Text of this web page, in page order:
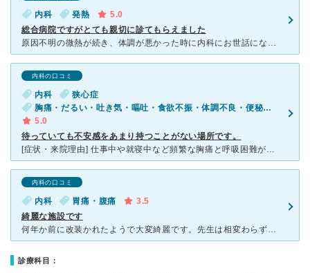
内科 発熱
5.0
総合病院ですがとても親切に診てもらえました
原因不明の微熱が続き、体調が悪かった時に内科にお世話になりました。 その当時は経験したこともなかった不調が続き、様々な検査をすることになって心配だったのですが、担当していただいた感染症内科の先生が検
内科の口コミ
内科
狭心症
胸痛・だるい・吐き気・嘔吐・食欲不振・体調不良・便秘・慢性の下痢
5.0
待っていても不安感をあまり持つことがない場所です。
[症状・来院理由] 仕事中や就寝中など頻繁な胸痛と呼吸困難が約3ヶ月間続いています。日を増すごとに少しの動きでも 症状が悪化するため検査を目的に受診しています。24時間の心電図モニターと負荷運動心
内科の口コミ
内科 胃痛・腹痛
3.5
綺麗な施設です
何年か前に改装かれたようで大変綺麗です。先生は相変わらず優しいです。大病院なので、待ち時間は長いですが、どこの大病院もこんな感じだと思います。治療の方は丁寧だし、先生も責任感があり、とても満足していま
診療科目：